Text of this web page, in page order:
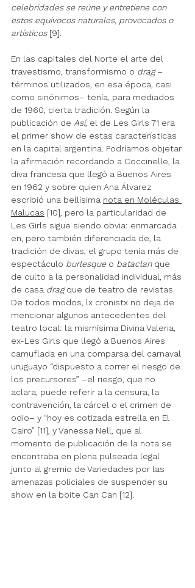
celebridades se reúne y entretiene con
estos equívocos naturales, provocados o
artísticos [9].
En las capitales del Norte el arte del
travestismo, transformismo o drag –
términos utilizados, en esa época, casi
como sinónimos– tenía, para mediados
de 1960, cierta tradición. Según la
publicación de Así, el de Les Girls 71 era
el primer show de estas características
en la capital argentina. Podríamos objetar
la afirmación recordando a Coccinelle, la
diva francesa que llegó a Buenos Aires
en 1962 y sobre quien Ana Álvarez
escribió una bellísima nota en Moléculas
Malucas [10], pero la particularidad de
Les Girls sigue siendo obvia: enmarcada
en, pero también diferenciada de, la
tradición de divas, el grupo tenía más de
espectáculo burlesque o bataclan que
de culto a la personalidad individual, más
de casa drag que de teatro de revistas.
De todos modos, lx cronistx no deja de
mencionar algunos antecedentes del
teatro local: la mismísima Divina Valeria,
ex-Les Girls que llegó a Buenos Aires
camuflada en una comparsa del carnaval
uruguayo “dispuesto a correr el riesgo de
los precursores” –el riesgo, que no
aclara, puede referir a la censura, la
contravención, la cárcel o el crimen de
odio– y “hoy es cotizada estrella en El
Cairo” [11], y Vanessa Nell, que al
momento de publicación de la nota se
encontraba en plena pulseada legal
junto al gremio de Variedades por las
amenazas policiales de suspender su
show en la boite Can Can [12].